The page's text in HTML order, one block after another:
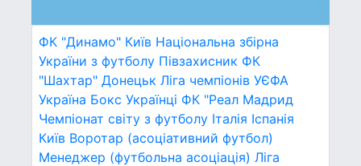
ФК "Динамо" Київ Національна збірна
України з футболу Півзахисник ФК
"Шахтар" Донецьк Ліга чемпіонів УЄФА
Україна Бокс Українці ФК "Реал Мадрид
Чемпіонат світу з футболу Італія Іспанія
Київ Воротар (асоціативний футбол)
Менеджер (футбольна асоціація) Ліга